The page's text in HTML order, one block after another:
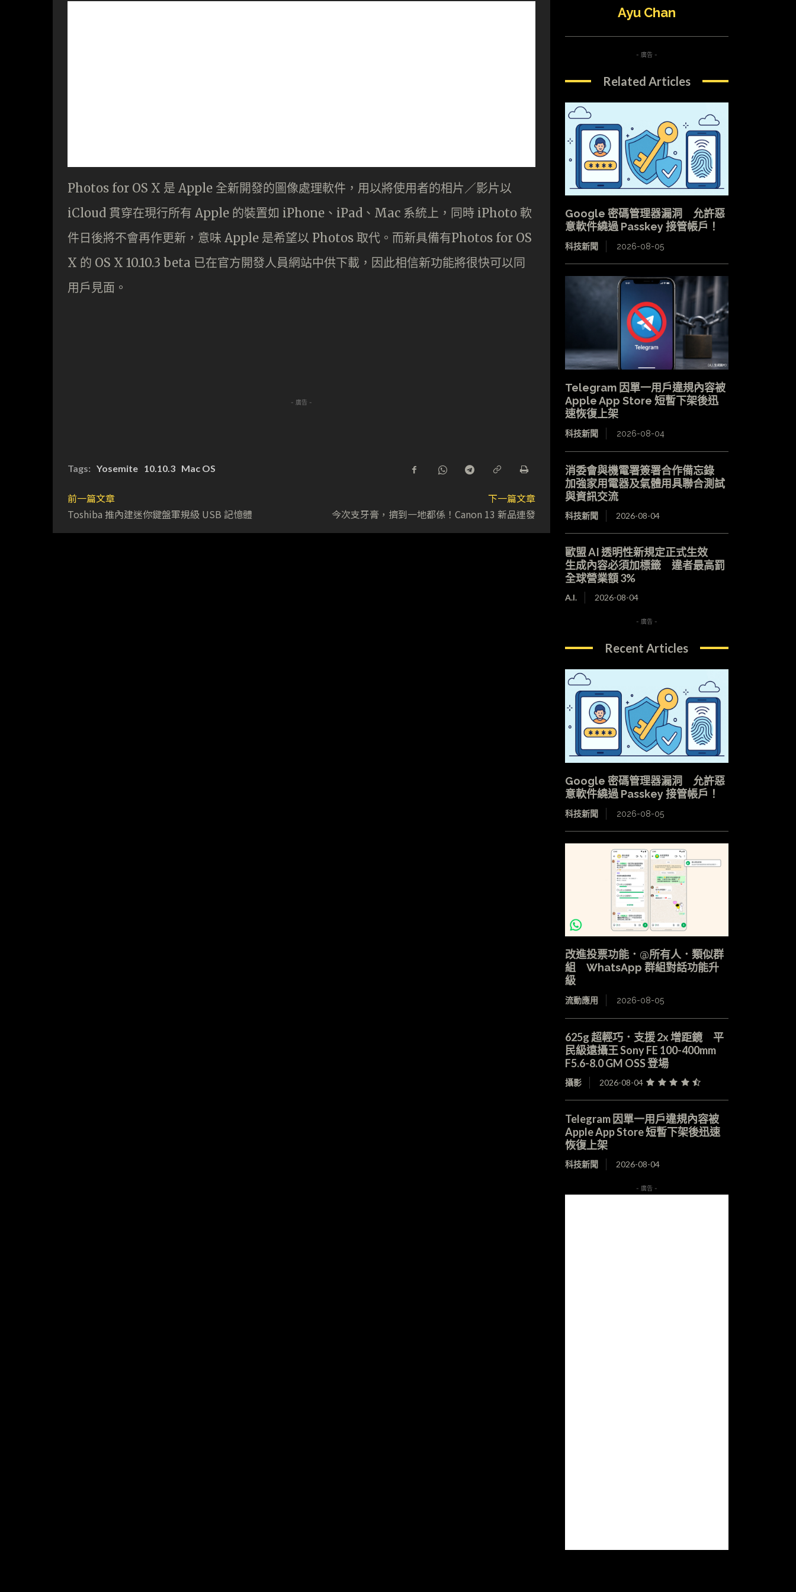
Photos for OS X 是 Apple 全新開發的圖像處理軟件，用以將使用者的相片／影片以
iCloud 貫穿在現行所有 Apple 的裝置如 iPhone、iPad、Mac 系統上，同時 iPhoto 軟
件日後將不會再作更新，意味 Apple 是希望以 Photos 取代。而新具備有Photos for OS
X 的 OS X 10.10.3 beta 已在官方開發人員網站中供下載，因此相信新功能將很快可以同
用戶見面。
- 廣告 -
Tags: Yosemite 10.10.3 Mac OS
前一篇文章
Toshiba 推內建迷你鍵盤軍規級 USB 記憶體
下一篇文章
今次支牙膏，擠到一地都係！Canon 13 新品連發
Ayu Chan
- 廣告 -
Related Articles
Google 密碼管理器漏洞 允許惡
意軟件繞過 Passkey 接管帳戶！
科技新聞 2026-08-05
Telegram 因單一用戶違規內容被
Apple App Store 短暫下架後迅
速恢復上架
科技新聞 2026-08-04
消委會與機電署簽署合作備忘錄
加強家用電器及氣體用具聯合測試
與資訊交流
科技新聞 2026-08-04
歐盟 AI 透明性新規定正式生效
生成內容必須加標籤 違者最高罰
全球營業額 3%
A.I. 2026-08-04
- 廣告 -
Recent Articles
Google 密碼管理器漏洞 允許惡
意軟件繞過 Passkey 接管帳戶！
科技新聞 2026-08-05
改進投票功能．@所有人．類似群
組 WhatsApp 群組對話功能升
級
流動應用 2026-08-05
625g 超輕巧．支援 2x 增距鏡 平
民級遠攝王 Sony FE 100-400mm
F5.6-8.0 GM OSS 登場
攝影 2026-08-04
Telegram 因單一用戶違規內容被
Apple App Store 短暫下架後迅速
恢復上架
科技新聞 2026-08-04
- 廣告 -